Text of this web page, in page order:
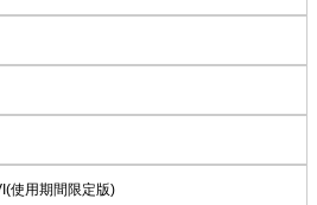
使用期間限定版)